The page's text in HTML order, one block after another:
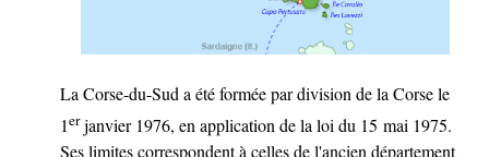
La Corse-du-Sud a été formée par division de la Corse le
1erjanvier 1976, en application de la loi du 15 mai 1975.
Ses limites correspondent à celles de l'ancien département